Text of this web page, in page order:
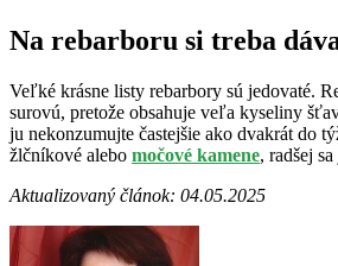
Na rebarboru si treba
Veľké krásne listy rebarbory sú jedovaté.
surovú, pretože obsahuje veľa kyseliny
ju nekonzumujte častejšie ako dvakrát do
žlčníkové alebo močové kamene, radšej
Aktualizovaný článok: 04.05.2025